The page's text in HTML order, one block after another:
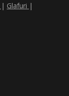
| Glafuri |